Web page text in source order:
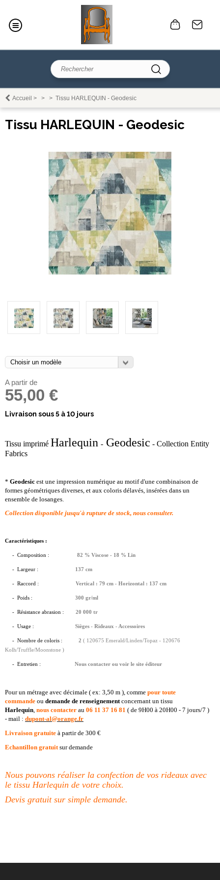
Accueil > > > Tissu HARLEQUIN - Geodesic
Tissu HARLEQUIN - Geodesic
A partir de
55,00 €
Livraison sous 5 à 10 jours
Tissu imprimé Harlequin - Geodesic - Collection Entity
Fabrics
* Geodesic est une impression numérique au motif d'une combinaison de
formes géométriques diverses, et aux coloris délavés, insérées dans un
ensemble de losanges.
Collection disponible jusqu'à rupture de stock, nous consulter.
Caractéristiques :
- Composition : 82 % Viscose - 18 % Lin
- Largeur : 137 cm
- Raccord : Vertical : 79 cm - Horizontal : 137 cm
- Poids : 300 gr/ml
- Résistance abrasion : 20 000 tr
- Usage : Sièges - Rideaux - Accessoires
- Nombre de coloris : 2 ( 120675 Emerald/Linden/Topaz - 120676
Kolh/Truffle/Moonstone )
- Entretien : Nous contacter ou voir le site éditeur
Pour un métrage avec décimale ( ex: 3,50 m ), comme pour toute
commande ou demande de renseignementconcernant un tissu
Harlequin, nous contacter au 06 11 37 16 81 ( de 9H00 à 20H00 - 7 jours/7 )
- mail : dupont-al@orange.fr
Livraison gratuite à partir de 300 €
Echantillon gratuitsur demande
Nous pouvons réaliser la confection de vos rideaux avec
le tissu Harlequin de votre choix.
Devis gratuit sur simple demande.